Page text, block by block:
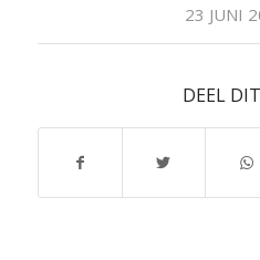
23 JUNI
/
DEEL